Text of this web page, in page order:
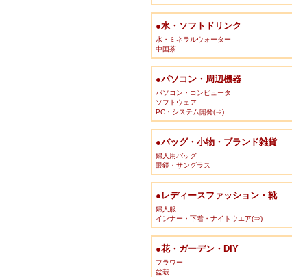
●水・ソフトドリンク
水・ミネラルウォーター
中国茶
●パソコン・周辺機器
パソコン・コンピュータ
ソフトウェア
PC・システム開発(⇒)
●バッグ・小物・ブランド雑貨
婦人用バッグ
眼鏡・サングラス
●レディースファッション・靴
婦人服
インナー・下着・ナイトウエア(⇒)
●花・ガーデン・DIY
フラワー
盆栽